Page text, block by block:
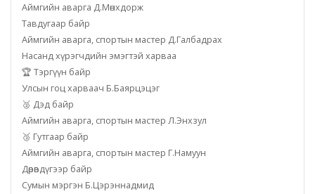
Аймгийн аварга Д.Мөнхдорж
Тавдугаар байр
Аймгийн аварга, спортын мастер Д.Галбадрах
Насанд хүрэгчдийн эмэгтэй харваа
🏆 Тэргүүн байр
Улсын гоц харваач Б.Баярцэцэг
🥈 Дэд байр
Аймгийн аварга, спортын мастер Л.Энхзул
🥉 Гутгаар байр
Аймгийн аварга, спортын мастер Г.Намуун
Дөрөвдүгээр байр
Сумын мэргэн Б.Цэрэннадмид